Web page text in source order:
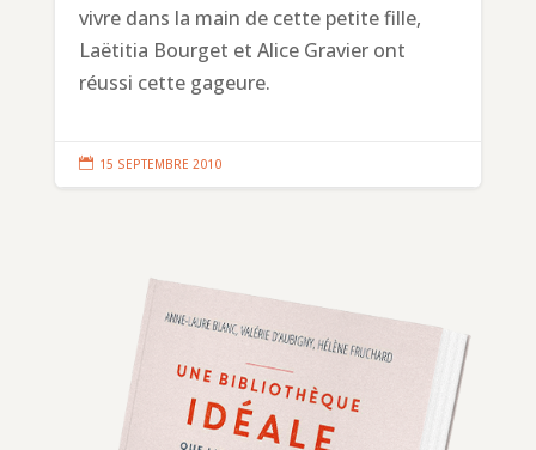
vivre dans la main de cette petite fille,
Laëtitia Bourget et Alice Gravier ont
réussi cette gageure.
 15 SEPTEMBRE 2010